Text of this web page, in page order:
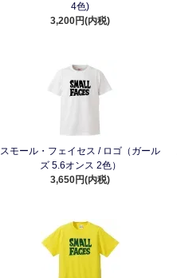
4色)
3,200円(内税)
スモール・フェイセス / ロゴ（ガール
ズ 5.6オンス 2色）
3,650円(内税)